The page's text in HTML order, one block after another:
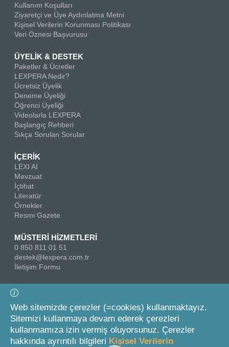
Kullanım Koşulları
Ziyaretçi ve Üye Aydınlatma Metni
Kişisel Verilerin Korunması Politikası
Veri Öznesi Başvurusu
ÜYELİK & DESTEK
Paketler & Ücretler
LEXPERA Nedir?
Ücretsiz Üyelik
Deneme Üyeliği
Öğrenci Üyeliği
Videolarla LEXPERA
Başlangıç Rehberi
Sıkça Sorulan Sorular
İÇERİK
LEXI AI
Mevzuat
İçtihat
Literatür
Örnekler
Resmi Gazete
MÜSTERİ HİZMETLERİ
0 850 811 01 51
destek@lexpera.com.tr
İletişim Formu
Bizi Takip Edin
Web sitemizde çerezler (=cookies) kullanmaktayız.
Sitemizi kullanmaya devam ederek çerezleri
kullanmamıza izin vermiş oluyorsunuz. Çerezler
hakkında ayrıntılı bilgileri Kişisel Verilerin